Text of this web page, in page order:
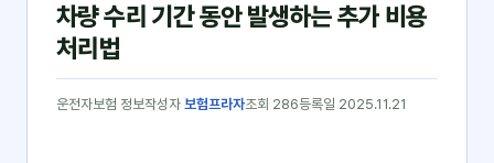
차량 수리 기간 동안 발생하는 추가 비용
처리법
운전자보험 정보작성자 보험프라자조회 286등록일 2025.11.21